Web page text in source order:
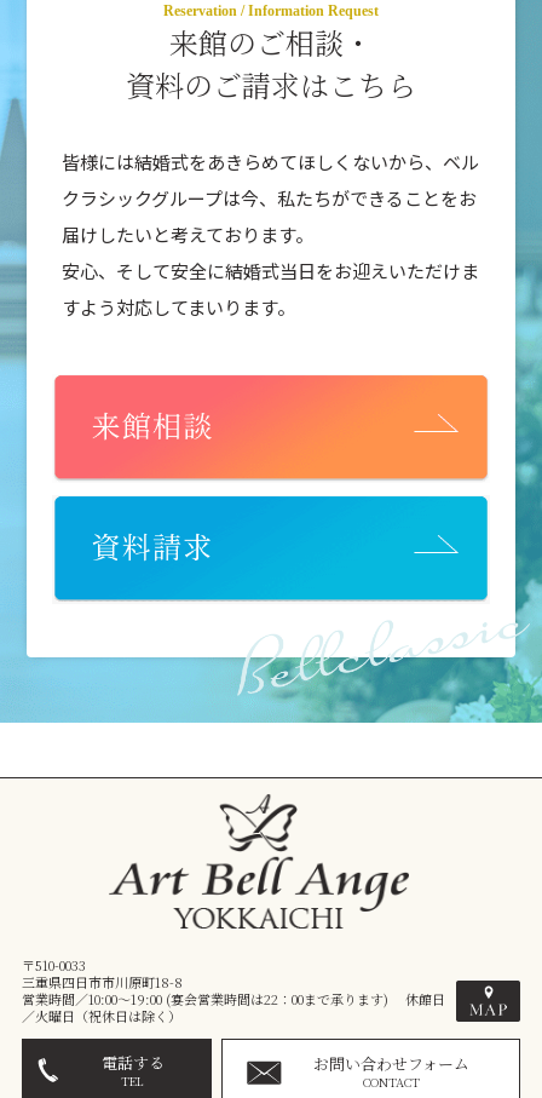
Reservation / Information Request
来館のご相談・
資料のご請求はこちら
皆様には結婚式をあきらめてほしくないから、ベル
クラシックグループは今、私たちができることをお
届けしたいと考えております。
安心、そして安全に結婚式当日をお迎えいただけま
すよう対応してまいります。
〒510-0033
三重県四日市市川原町18-8
営業時間／10:00～19:00 (宴会営業時間は22：00まで承ります) 休館日
／火曜日（祝休日は除く）
電話する
TEL
お問い合わせフォーム
CONTACT